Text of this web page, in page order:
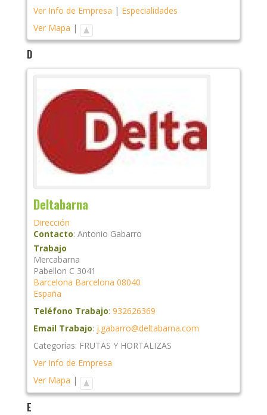
Ver Info de Empresa | Especialidades
Ver Mapa |
D
Deltabarna
Dirección
Contacto: Antonio Gabarro
Trabajo
Mercabarna
Pabellon C 3041
Barcelona Barcelona 08040
España
Teléfono Trabajo: 932626369
Email Trabajo: j.gabarro@deltabarna.com
Categorías: FRUTAS Y HORTALIZAS
Ver Info de Empresa
Ver Mapa |
E